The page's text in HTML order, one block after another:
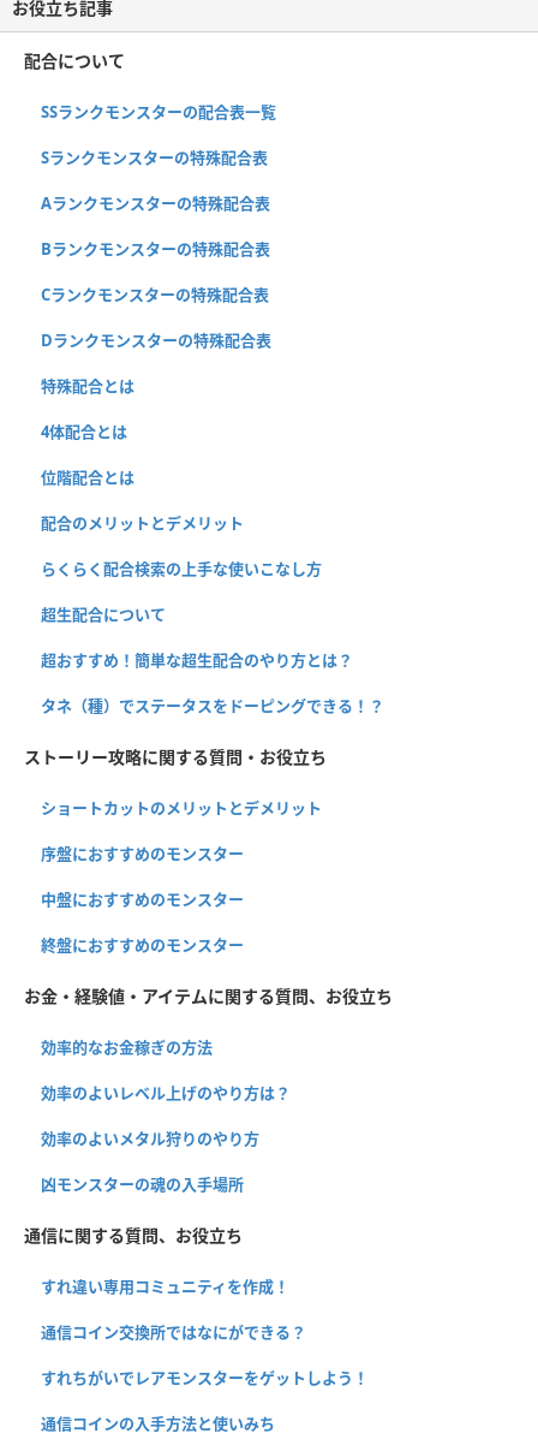
お役立ち記事
配合について
SSランクモンスターの配合表一覧
Sランクモンスターの特殊配合表
Aランクモンスターの特殊配合表
Bランクモンスターの特殊配合表
Cランクモンスターの特殊配合表
Dランクモンスターの特殊配合表
特殊配合とは
4体配合とは
位階配合とは
配合のメリットとデメリット
らくらく配合検索の上手な使いこなし方
超生配合について
超おすすめ！簡単な超生配合のやり方とは？
タネ（種）でステータスをドーピングできる！？
ストーリー攻略に関する質問・お役立ち
ショートカットのメリットとデメリット
序盤におすすめのモンスター
中盤におすすめのモンスター
終盤におすすめのモンスター
お金・経験値・アイテムに関する質問、お役立ち
効率的なお金稼ぎの方法
効率のよいレベル上げのやり方は？
効率のよいメタル狩りのやり方
凶モンスターの魂の入手場所
通信に関する質問、お役立ち
すれ違い専用コミュニティを作成！
通信コイン交換所ではなにができる？
すれちがいでレアモンスターをゲットしよう！
通信コインの入手方法と使いみち